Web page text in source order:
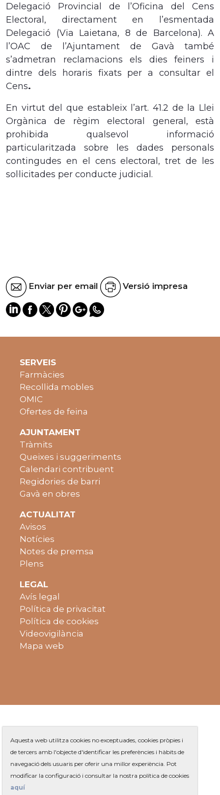
Delegació Provincial de l’Oficina del Cens
Electoral, directament en l’esmentada
Delegació (Via Laietana, 8 de Barcelona). A
l’OAC de l’Ajuntament de Gavà també
s’admetran reclamacions els dies feiners i
dintre dels horaris fixats per a consultar el
Cens.
En virtut del que estableix l’art. 41.2 de la Llei
Orgànica de règim electoral general, està
prohibida qualsevol informació
particularitzada sobre les dades personals
contingudes en el cens electoral, tret de les
sol·licitades per conducte judicial.
Enviar per email Versió impresa
SERVEIS
Farmàcies
Recollida mobles
OMIC
Ofertes de feina
AJUNTAMENT
Tràmits
Queixes i suggeriments
Calendari contribuent
Regidories de barri
Gavà en obres
ACTUALITAT
Avisos
Notícies
Notes de premsa
Plens
LEGAL
Avís legal
Política de privacitat
Política de cookies
Videovigilància
Mapa web
Plaça de Jaume Balmes s/n
Aquesta web utilitza cookies no exceptuades, cookies pròpies i
de tercers amb l'objecte d'identificar les preferències i hàbits de
navegació dels usuaris per oferir una millor experiència. Pot
modificar la configuració i consultar la nostra política de cookies
aquí